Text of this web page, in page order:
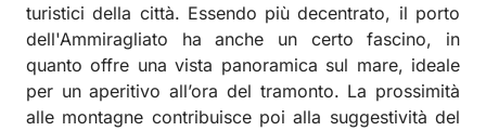
turistici della città. Essendo più decentrato, il porto
dell'Ammiragliato ha anche un certo fascino, in
quanto offre una vista panoramica sul mare, ideale
per un aperitivo all’ora del tramonto. La prossimità
alle montagne contribuisce poi alla suggestività del